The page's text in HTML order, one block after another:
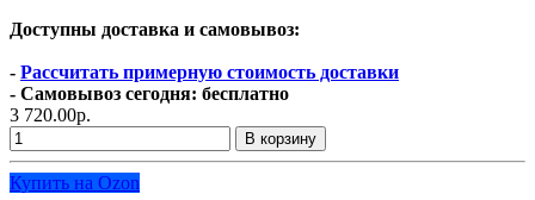
Доступны доставка и самовывоз:
- Рассчитать примерную стоимость доставки
- Самовывоз сегодня: бесплатно
3 720.00р.
В корзину
Купить на Ozon